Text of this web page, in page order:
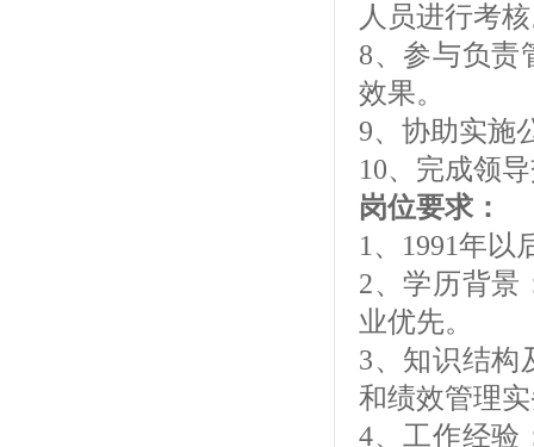
人员进行考
8、参与负责
效果。
9、协助实施
10、完成领
岗位要求：
1、1991年以
2、学历背景
业优先。
3、知识结构
和绩效管理
4、工作经验